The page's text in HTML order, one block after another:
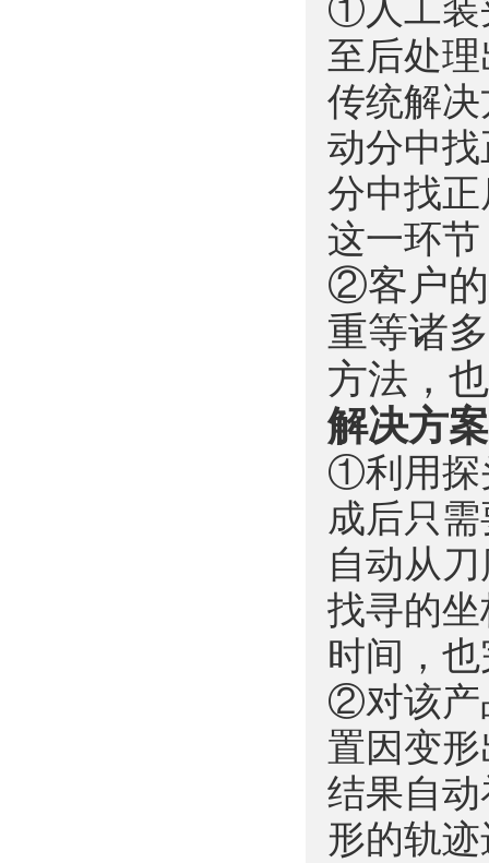
①人工装
至后处
传统解
动分中
分中找
这一环
②客户的
重等诸
方法，
解决方
①利用探
成后只
自动从
找寻的
时间，
②对该产
置因变
结果自
形的轨